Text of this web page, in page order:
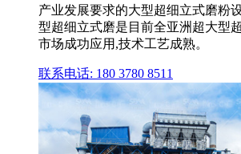
产业发展要求的大型超细立式磨粉
型超细立式磨是目前全亚洲超大型
市场成功应用,技术工艺成熟。
联系电话: 180 3780 8511